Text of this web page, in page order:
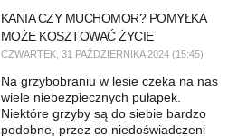
KANIA CZY MUCHOMOR? POMYŁKA
MOŻE KOSZTOWAĆ ŻYCIE
CZWARTEK, 31 PAŹDZIERNIKA 2024 (15:45)
Na grzybobraniu w lesie czeka na nas
wiele niebezpiecznych pułapek.
Niektóre grzyby są do siebie bardzo
podobne, przez co niedoświadczeni